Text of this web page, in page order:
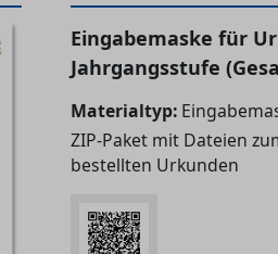
Eingabemaske für
Jahrgangsstufe
Materialtyp:
ZIP-Paket mit Dateien
bestellten Urkunden